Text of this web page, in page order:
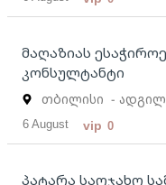
მაღაზიას
კონსულტანტი
თბილისი -
6 August vip 0
პატარა საოჯახო